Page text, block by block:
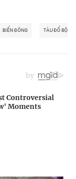
BIỂN ĐÔNG TÀU ĐỔ BỘ